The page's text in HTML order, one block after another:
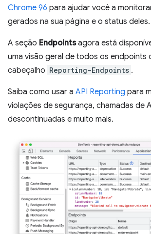
Chrome 96 para ajudar você a
gerados na sua página e o status deles.
A seção Endpointsagora está
uma visão geral de todos os endpoints
cabeçalho Reporting-Endpoints .
Saiba como usar a API Reporting para
violações de segurança, chamadas de
descontinuadas e muito mais.